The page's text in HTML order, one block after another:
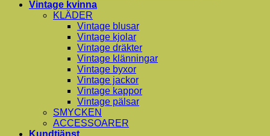
Vintage kvinna
KLÄDER
Vintage blusar
Vintage kjolar
Vintage dräkter
Vintage klänningar
Vintage byxor
Vintage jackor
Vintage kappor
Vintage pälsar
SMYCKEN
ACCESSOARER